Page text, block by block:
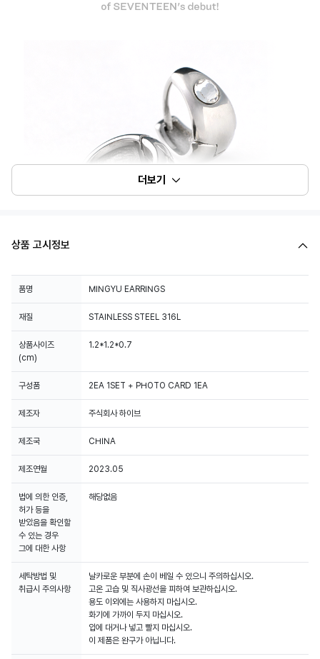
더보기
상품 고시정보
품명 MINGYU EARRINGS
재질 STAINLESS STEEL 316L
상품사이즈
(cm)
1.2*1.2*0.7
구성품 2EA 1SET + PHOTO CARD 1EA
제조자 주식회사 하이브
제조국 CHINA
제조연월 2023.05
법에 의한 인증,
허가 등을
받았음을 확인할
수 있는 경우
그에 대한 사항
해당없음
세탁방법 및
취급시 주의사항
날카로운 부분에 손이 베일 수 있으니 주의하십시오.
고온 고습 및 직사광선을 피하여 보관하십시오.
용도 이외에는 사용하지 마십시오.
화기에 가까이 두지 마십시오.
입에 대거나 넣고 빨지 마십시오.
이 제품은 완구가 아닙니다.